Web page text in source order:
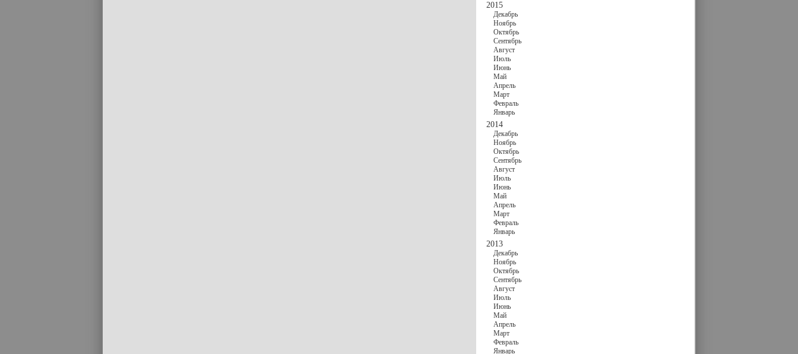
2015
Декабрь
Ноябрь
Октябрь
Сентябрь
Август
Июль
Июнь
Май
Апрель
Март
Февраль
Январь
2014
Декабрь
Ноябрь
Октябрь
Сентябрь
Август
Июль
Июнь
Май
Апрель
Март
Февраль
Январь
2013
Декабрь
Ноябрь
Октябрь
Сентябрь
Август
Июль
Июнь
Май
Апрель
Март
Февраль
Январь